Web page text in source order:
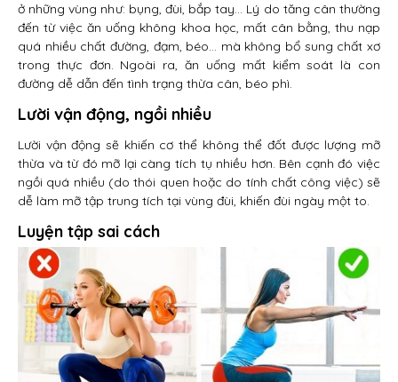
ở những vùng như: bụng, đùi, bắp tay… Lý do tăng cân thường
đến từ việc ăn uống không khoa học, mất cân bằng, thu nạp
quá nhiều chất đường, đạm, béo… mà không bổ sung chất xơ
trong thực đơn. Ngoài ra, ăn uống mất kiểm soát là con
đường dễ dẫn đến tình trạng thừa cân, béo phì.
Lười vận động, ngồi nhiều
Lười vận động sẽ khiến cơ thể không thể đốt được lượng mỡ
thừa và từ đó mỡ lại càng tích tụ nhiều hơn. Bên cạnh đó việc
ngồi quá nhiều (do thói quen hoặc do tính chất công việc) sẽ
dễ làm mỡ tập trung tích tại vùng đùi, khiến đùi ngày một to.
Luyện tập sai cách